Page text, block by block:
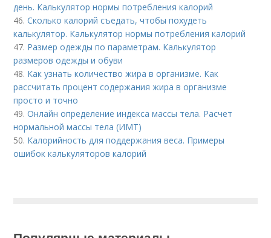
день. Калькулятор нормы потребления калорий
46.Сколько калорий съедать, чтобы похудеть
калькулятор. Калькулятор нормы потребления калорий
47. Размер одежды по параметрам. Калькулятор
размеров одежды и обуви
48. Как узнать количество жира в организме. Как
рассчитать процент содержания жира в организме
просто и точно
49.Онлайн определение индекса массы тела. Расчет
нормальной массы тела (ИМТ)
50. Калорийность для поддержания веса. Примеры
ошибок калькуляторов калорий